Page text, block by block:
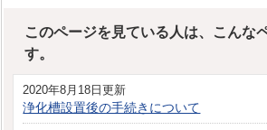
このページを見ている人は、こんな
す。
2020年8月18日更新
浄化槽設置後の手続きについて